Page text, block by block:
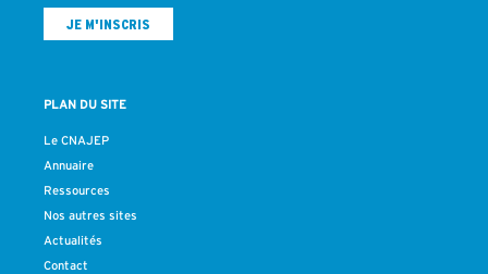
PLAN DU SITE
Le CNAJEP
Annuaire
Ressources
Nos autres sites
Actualités
Contact